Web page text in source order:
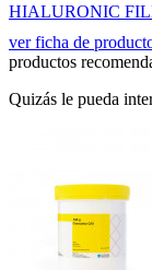
HIALURONIC
ver ficha de
productos
Quizás le pueda